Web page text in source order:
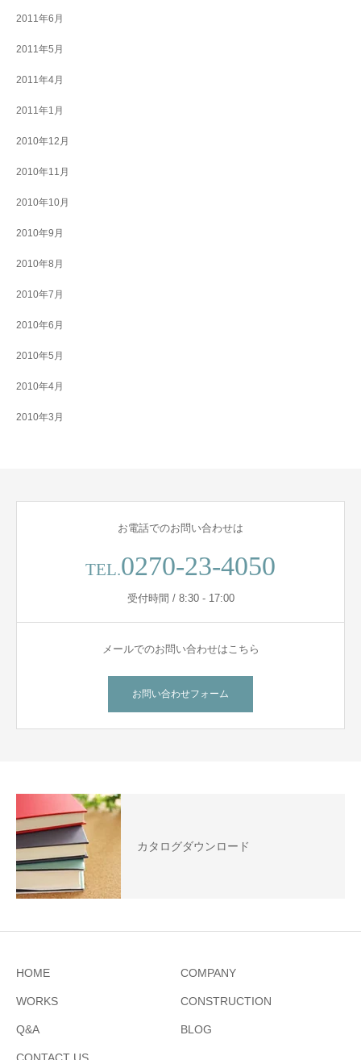
2011年6月
2011年5月
2011年4月
2011年1月
2010年12月
2010年11月
2010年10月
2010年9月
2010年8月
2010年7月
2010年6月
2010年5月
2010年4月
2010年3月
お電話でのお問い合わせは
TEL.0270-23-4050
受付時間 / 8:30 - 17:00
メールでのお問い合わせはこちら
お問い合わせフォーム
カタログダウンロード
HOME COMPANY
WORKS CONSTRUCTION
Q&A BLOG